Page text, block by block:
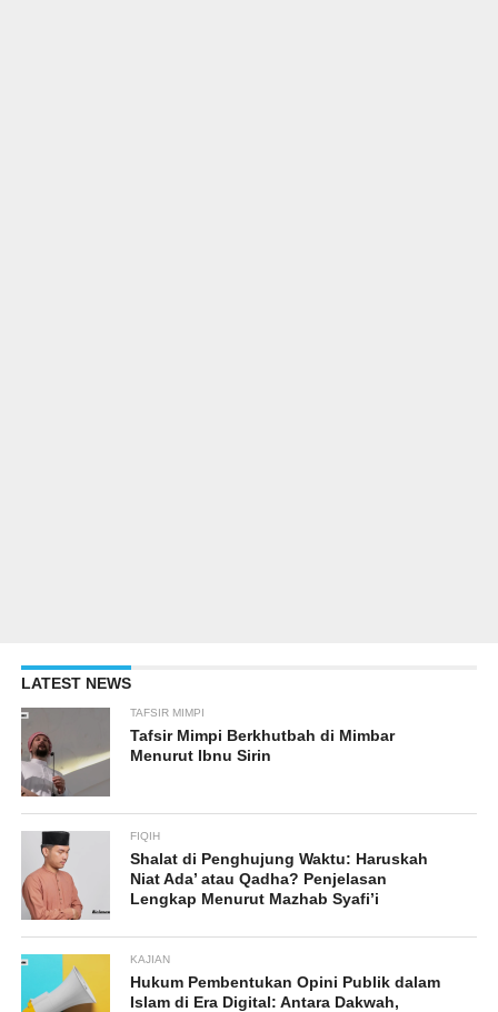
LATEST NEWS
TAFSIR MIMPI
Tafsir Mimpi Berkhutbah di Mimbar
Menurut Ibnu Sirin
FIQIH
Shalat di Penghujung Waktu: Haruskah
Niat Ada’ atau Qadha? Penjelasan
Lengkap Menurut Mazhab Syafi’i
KAJIAN
Hukum Pembentukan Opini Publik dalam
Islam di Era Digital: Antara Dakwah,